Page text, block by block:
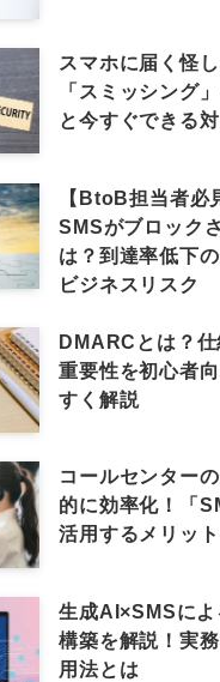
スマホに届く怪
「スミッシング
と今すぐできる
【BtoB担当者必
SMSがブロック
は？到達率低下
ビジネスリスク
DMARCとは？
重要性を初心者
すく解説
コールセンター
的に効率化！「
活用するメリッ
生成AI×SMSに
構築を解説！実
用法とは